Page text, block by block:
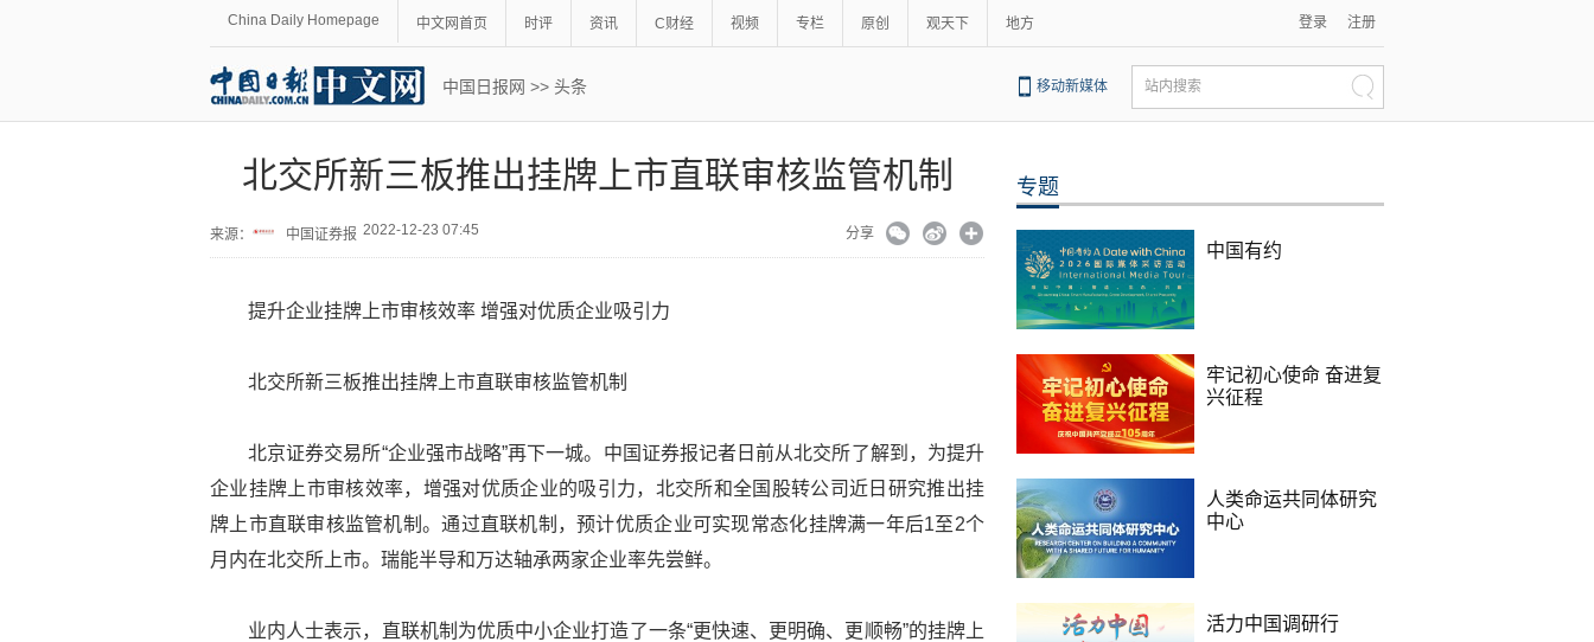
China Daily Homepage 中文网首页 时评 资讯 C财经 视频 专栏 原创 观天下 地方 登录 注册
中国日报网 >> 头条 移动新媒体 站内搜索
北交所新三板推出挂牌上市直联审核监管机制
来源： 中国证券报 2022-12-23 07:45 分享
提升企业挂牌上市审核效率 增强对优质企业吸引力
北交所新三板推出挂牌上市直联审核监管机制
北京证券交易所“企业强市战略”再下一城。中国证券报记者日前从北交所了解到，为提升
企业挂牌上市审核效率，增强对优质企业的吸引力，北交所和全国股转公司近日研究推出挂
牌上市直联审核监管机制。通过直联机制，预计优质企业可实现常态化挂牌满一年后1至2个
月内在北交所上市。瑞能半导和万达轴承两家企业率先尝鲜。
业内人士表示，直联机制为优质中小企业打造了一条“更快速、更明确、更顺畅”的挂牌上
专题
中国有约
牢记初心使命 奋进复
兴征程
人类命运共同体研究
中心
活力中国调研行